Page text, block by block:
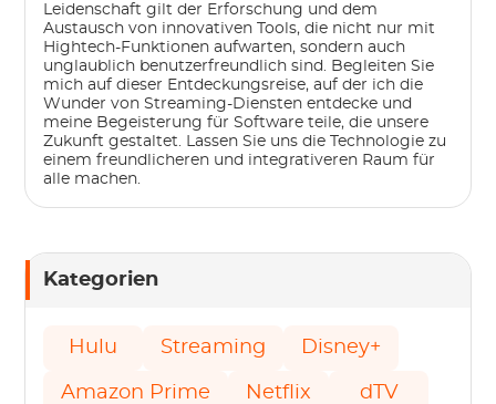
Leidenschaft gilt der Erforschung und dem
Austausch von innovativen Tools, die nicht nur mit
Hightech-Funktionen aufwarten, sondern auch
unglaublich benutzerfreundlich sind. Begleiten Sie
mich auf dieser Entdeckungsreise, auf der ich die
Wunder von Streaming-Diensten entdecke und
meine Begeisterung für Software teile, die unsere
Zukunft gestaltet. Lassen Sie uns die Technologie zu
einem freundlicheren und integrativeren Raum für
alle machen.
Kategorien
Hulu Streaming Disney+
Amazon Prime Netflix dTV